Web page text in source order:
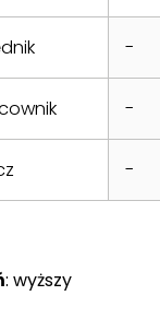
-
-
-
: wyższy